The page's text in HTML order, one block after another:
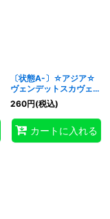
〔状態A-〕☆アジア☆
ヴェンデットスカヴェン
ジャー【プリズマティッ
クシークレット】{アジ
アPOTE-JP040}《儀
式》
260円(税込)
カートに入れる